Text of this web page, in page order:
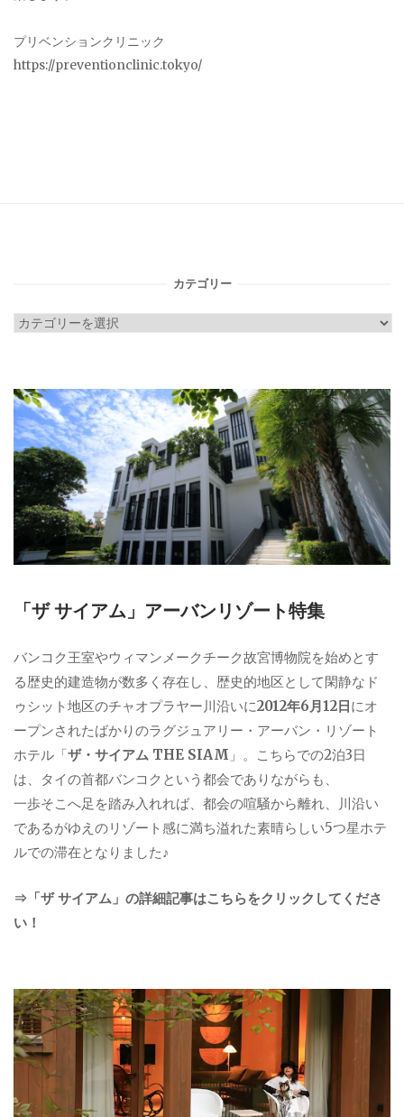
プリベンションクリニック
https://preventionclinic.tokyo/
カテゴリー
カ
リ
ー
「ザ サイアム」アーバンリゾート特集
バンコク王室やウィマンメークチーク故宮博物院を始めとす
る歴史的建造物が数多く存在し、歴史的地区として閑静なド
ゥシット地区のチャオプラヤー川沿いに2012年6月12日にオ
ープンされたばかりのラグジュアリー・アーバン・リゾート
ホテル「ザ・サイアム THE SIAM 」。こちらでの2泊3日
は、タイの首都バンコクという都会でありながらも、
一歩そこへ足を踏み入れれば、都会の喧騒から離れ、川沿い
であるがゆえのリゾート感に満ち溢れた素晴らしい5つ星ホテ
ルでの滞在となりました♪
⇒「ザ サイアム」の詳細記事はこちらをクリックしてくださ
い！